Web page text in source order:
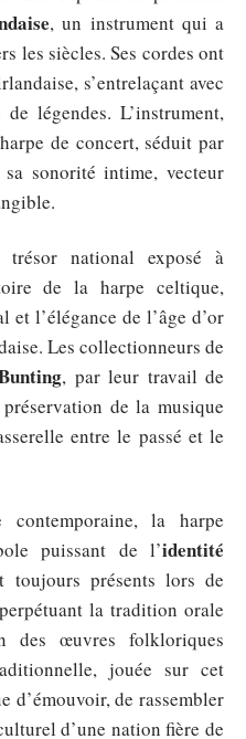
, un instrument qui a
les siècles. Ses cordes ont
s’entrelaçant avec
légendes. L’instrument,
de concert, séduit par
sonorité intime, vecteur
trésor national exposé à
de la harpe celtique,
et l’élégance de l’âge d’or
Les collectionneurs de
, par leur travail de
de la musique
entre le passé et le
la harpe
puissant de l’identité
toujours présents lors de
la tradition orale
des œuvres folkloriques
jouée sur cet
d’émouvoir, de rassembler
d’une nation fière de